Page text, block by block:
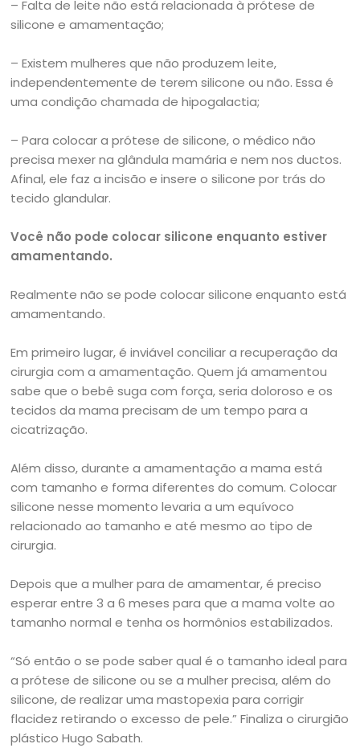
– Falta de leite não está relacionada à prótese de
silicone e amamentação;
– Existem mulheres que não produzem leite,
independentemente de terem silicone ou não. Essa é
uma condição chamada de hipogalactia;
– Para colocar a prótese de silicone, o médico não
precisa mexer na glândula mamária e nem nos ductos.
Afinal, ele faz a incisão e insere o silicone por trás do
tecido glandular.
Você não pode colocar silicone enquanto estiver
amamentando.
Realmente não se pode colocar silicone enquanto está
amamentando.
Em primeiro lugar, é inviável conciliar a recuperação da
cirurgia com a amamentação. Quem já amamentou
sabe que o bebê suga com força, seria doloroso e os
tecidos da mama precisam de um tempo para a
cicatrização.
Além disso, durante a amamentação a mama está
com tamanho e forma diferentes do comum. Colocar
silicone nesse momento levaria a um equívoco
relacionado ao tamanho e até mesmo ao tipo de
cirurgia.
Depois que a mulher para de amamentar, é preciso
esperar entre 3 a 6 meses para que a mama volte ao
tamanho normal e tenha os hormônios estabilizados.
“Só então o se pode saber qual é o tamanho ideal para
a prótese de silicone ou se a mulher precisa, além do
silicone, de realizar uma mastopexia para corrigir
flacidez retirando o excesso de pele.” Finaliza o cirurgião
plástico Hugo Sabath.